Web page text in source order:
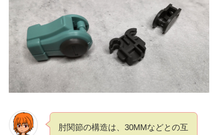
肘関節の構造は、30MMなどとの互